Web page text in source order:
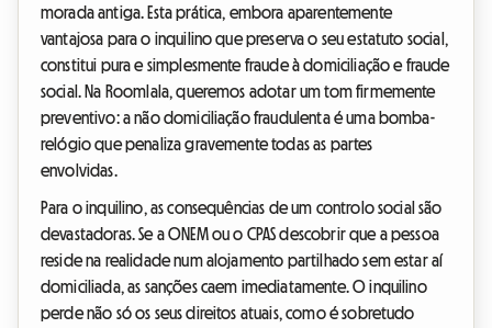
morada antiga. Esta prática, embora aparentemente
vantajosa para o inquilino que preserva o seu estatuto social,
constitui pura e simplesmente fraude à domiciliação e fraude
social. Na Roomlala, queremos adotar um tom firmemente
preventivo: a não domiciliação fraudulenta é uma bomba-
relógio que penaliza gravemente todas as partes
envolvidas.
Para o inquilino, as consequências de um controlo social são
devastadoras. Se a ONEM ou o CPAS descobrir que a pessoa
reside na realidade num alojamento partilhado sem estar aí
domiciliada, as sanções caem imediatamente. O inquilino
perde não só os seus direitos atuais, como é sobretudo